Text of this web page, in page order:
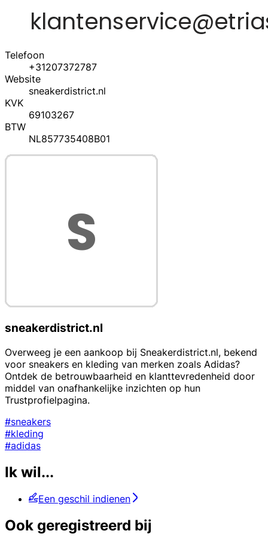
Telefoon
+31207372787
Website
sneakerdistrict.nl
KVK
69103267
BTW
NL857735408B01
sneakerdistrict.nl
Overweeg je een aankoop bij Sneakerdistrict.nl, bekend
voor sneakers en kleding van merken zoals Adidas?
Ontdek de betrouwbaarheid en klanttevredenheid door
middel van onafhankelijke inzichten op hun
Trustprofielpagina.
#sneakers
#kleding
#adidas
Ik wil...
Een geschil indienen
Ook geregistreerd bij